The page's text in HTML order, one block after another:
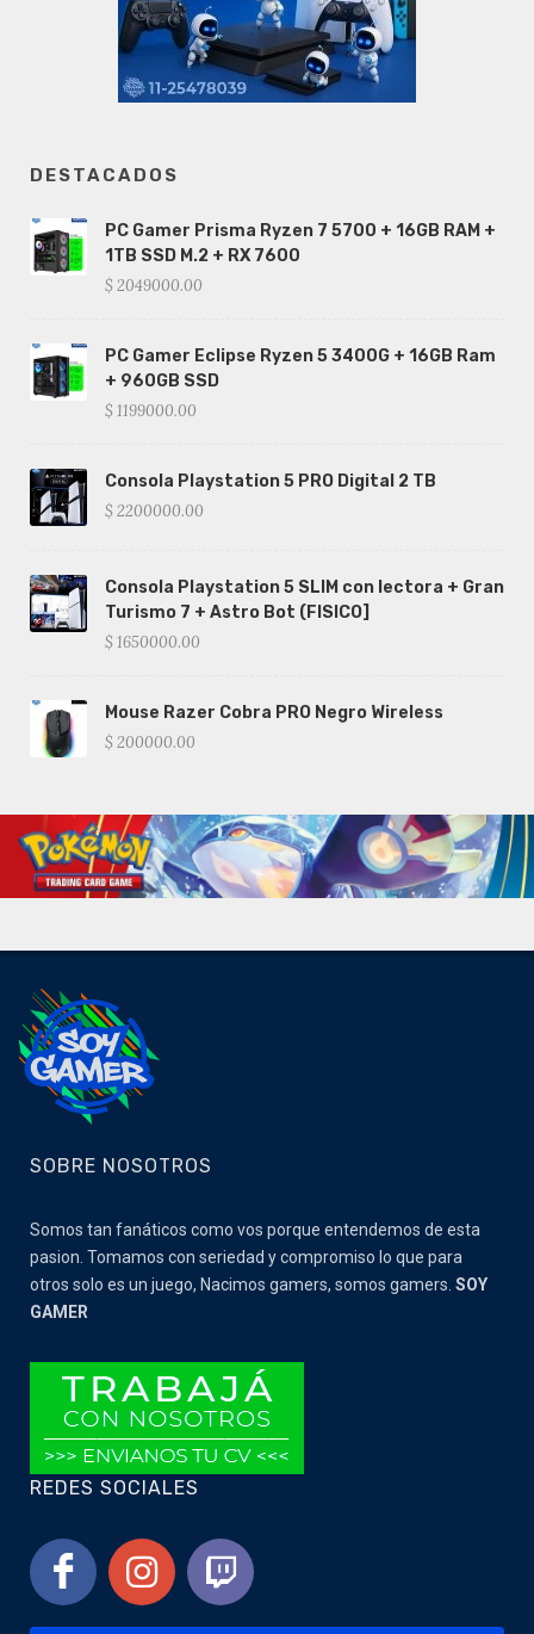
DESTACADOS
PC Gamer Prisma Ryzen 7 5700 + 16GB RAM +
1TB SSD M.2 + RX 7600
$ 2049000.00
PC Gamer Eclipse Ryzen 5 3400G + 16GB Ram
+ 960GB SSD
$ 1199000.00
Consola Playstation 5 PRO Digital 2 TB
$ 2200000.00
Consola Playstation 5 SLIM con lectora + Gran
Turismo 7 + Astro Bot (FISICO]
$ 1650000.00
Mouse Razer Cobra PRO Negro Wireless
$ 200000.00
SOBRE NOSOTROS
Somos tan fanáticos como vos porque entendemos de esta
pasion. Tomamos con seriedad y compromiso lo que para
otros solo es un juego, Nacimos gamers, somos gamers. SOY
GAMER
REDES SOCIALES